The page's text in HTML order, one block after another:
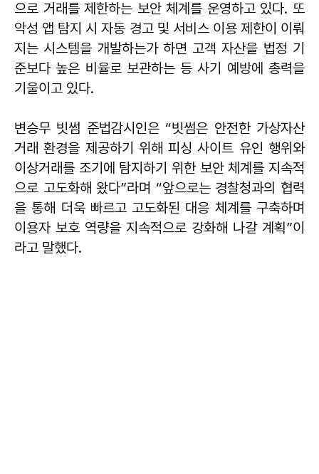
으로 거래를 제한하는 보안 체계를 운영하고 있다. 또
악성 앱 탐지 시 자동 경고 및 서비스 이용 제한이 이뤄
지는 시스템을 개발하는가 하면 고객 자산을 법정 기
준보다 높은 비율로 보관하는 등 사기 예방에 총력을
기울이고 있다.
변승무 빗썸 준법감시인은 “빗썸은 안전한 가상자산
거래 환경을 제공하기 위해 피싱 사이트 유인 행위와
이상거래를 조기에 탐지하기 위한 보안 체계를 지속적
으로 고도화해 왔다”라며 “앞으로는 경찰청과의 협력
을 통해 더욱 빠르고 고도화된 대응 체계를 구축하며
이용자 보호 역량을 지속적으로 강화해 나갈 계획”이
라고 말했다.